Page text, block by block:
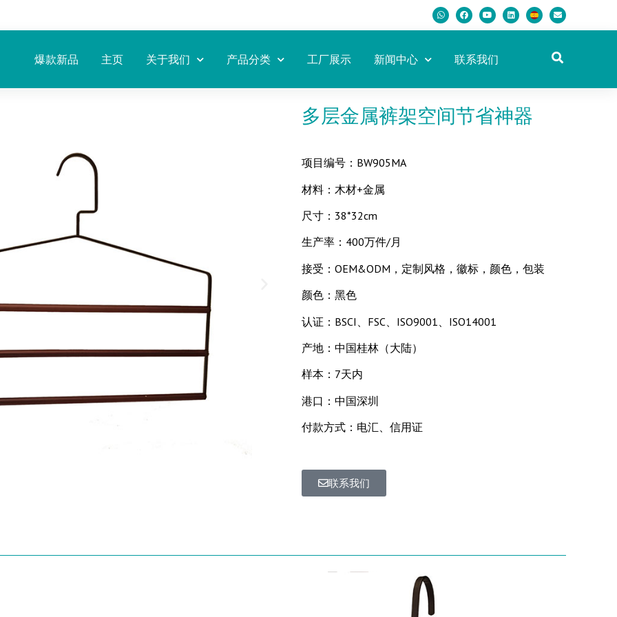
爆款新品 主页 关于我们 产品分类 工厂展示 新闻中心 联系我们
多层金属裤架空间节省神器
项目编号：BW905MA
材料：木材+金属
尺寸：38*32cm
生产率：400万件/月
接受：OEM&ODM，定制风格，徽标，颜色，包装
颜色：黑色
认证：BSCI、FSC、ISO9001、ISO14001
产地：中国桂林（大陆）
样本：7天内
港口：中国深圳
付款方式：电汇、信用证
联系我们